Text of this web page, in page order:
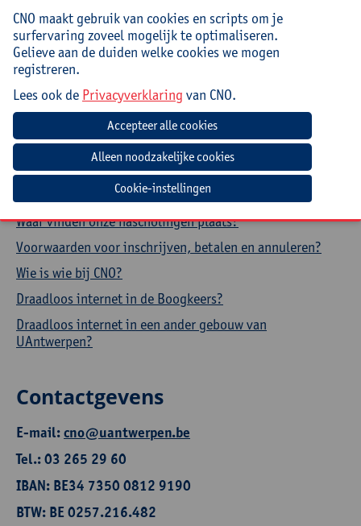
Contacteer CNO
Veelgestelde vragen
Hoe aanmelden en inschrijven via CNOweb?
Hoe een evaluatieformulier invullen?
Hoe een aanwezigheidsattest downloaden?
Hoe je profiel aanpassen?
Waar vinden onze nascholingen plaats?
Voorwaarden voor inschrijven, betalen en annuleren?
Wie is wie bij CNO?
Draadloos internet in de Boogkeers?
Draadloos internet in een ander gebouw van
UAntwerpen?
Contactgevens
E-mail:cno@uantwerpen.be
Tel.: 03 265 29 60
IBAN: BE34 7350 0812 9190
BTW: BE 0257.216.482
CNO maakt gebruik van cookies en scripts om je
surfervaring zoveel mogelijk te optimaliseren.
Gelieve aan de duiden welke cookies we mogen
registreren.
Lees ook de Privacyverklaring van CNO.
Cookie-instellingen